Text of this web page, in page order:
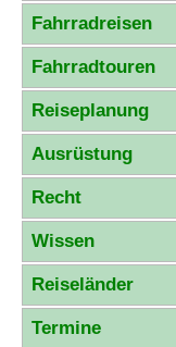
Fahrradreisen
Fahrradtouren
Reiseplanung
Ausrüstung
Recht
Wissen
Reiseländer
Termine